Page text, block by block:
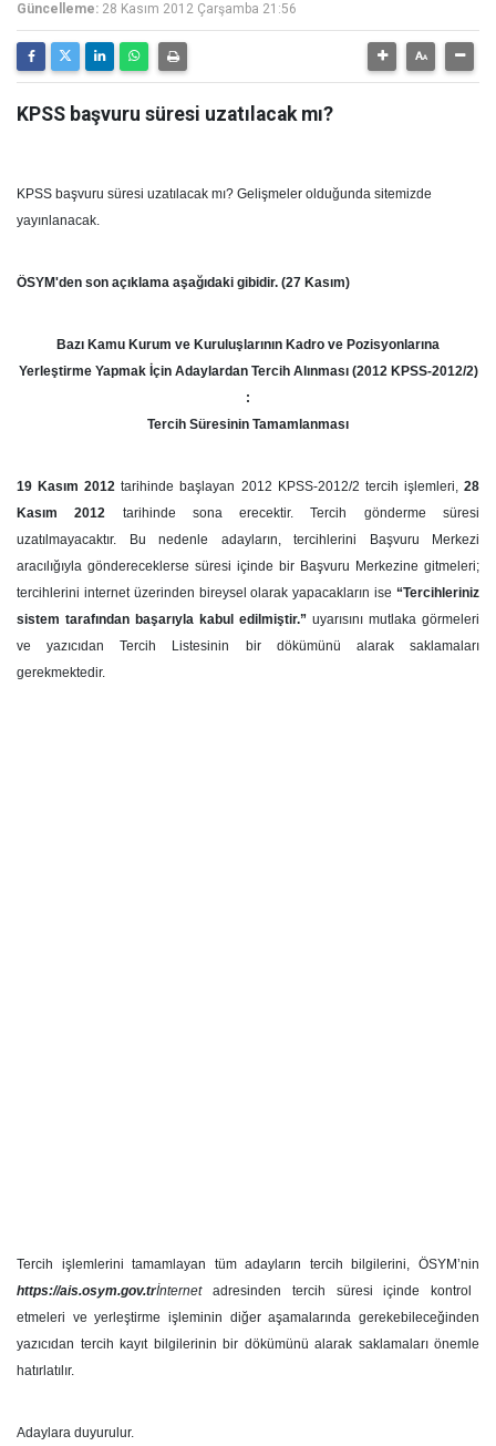
Güncelleme: 28 Kasım 2012 Çarşamba 21:56
KPSS başvuru süresi uzatılacak mı?
KPSS başvuru süresi uzatılacak mı? Gelişmeler olduğunda sitemizde
yayınlanacak.
ÖSYM'den son açıklama aşağıdaki gibidir. (27 Kasım)
Bazı Kamu Kurum ve Kuruluşlarının Kadro ve Pozisyonlarına
Yerleştirme Yapmak İçin Adaylardan Tercih Alınması (2012 KPSS-2012/2)
:
Tercih Süresinin Tamamlanması
19 Kasım 2012tarihinde başlayan 2012 KPSS-2012/2 tercih işlemleri,28
Kasım 2012 tarihinde sona erecektir. Tercih gönderme süresi
uzatılmayacaktır. Bu nedenle adayların, tercihlerini Başvuru Merkezi
aracılığıyla göndereceklerse süresi içinde bir Başvuru Merkezine gitmeleri;
tercihlerini internet üzerinden bireysel olarak yapacakların ise “Tercihleriniz
sistem tarafından başarıyla kabul edilmiştir.” uyarısını mutlaka görmeleri
ve yazıcıdan Tercih Listesinin bir dökümünü alarak saklamaları
gerekmektedir.
Tercih işlemlerini tamamlayan tüm adayların tercih bilgilerini, ÖSYM’nin
https://ais.osym.gov.trİnternetadresinden tercih süresi içinde kontrol
etmeleri ve yerleştirme işleminin diğer aşamalarında gerekebileceğinden
yazıcıdan tercih kayıt bilgilerinin bir dökümünü alarak saklamaları önemle
hatırlatılır.
Adaylara duyurulur.